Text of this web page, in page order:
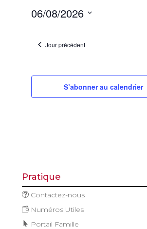
6
août
2026
06/08/2026
date.Jour précédent
S’abonner au calendrier
Pratique
Contactez-nous
Numéros Utiles
Portail Famille